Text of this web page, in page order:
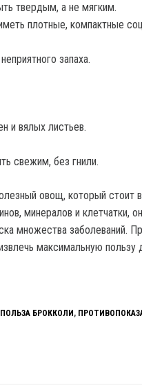
твердым, а не мягким.
плотные, компактные
запаха.
и вялых листьев.
свежим, без гнили.
овощ, который стоит
минералов и клетчатки,
множества заболеваний.
максимальную пользу
ПОЛЬЗА БРОККОЛИ ,